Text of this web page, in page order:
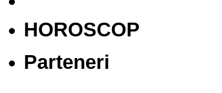
HOROSCOP
Parteneri